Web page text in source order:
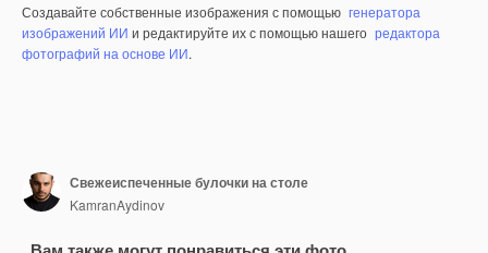
Создавайте собственные изображения с помощью генератора
изображений ИИ и редактируйте их с помощью нашего редактора
фотографий на основе ИИ.
Свежеиспеченные булочки на столе
KamranAydinov